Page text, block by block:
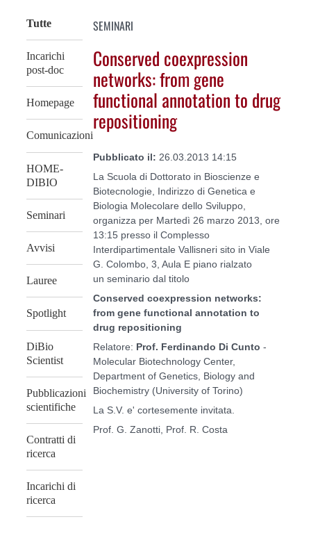
Tutte
Incarichi
post-doc
Homepage
Comunicazioni
HOME-
DIBIO
Seminari
Avvisi
Lauree
Spotlight
DiBio
Scientist
Pubblicazioni
scientifiche
Contratti di
ricerca
Incarichi di
ricerca
SEMINARI
Conserved coexpression
networks: from gene
functional annotation to drug
repositioning
Pubblicato il: 26.03.2013 14:15
La Scuola di Dottorato in Bioscienze e
Biotecnologie, Indirizzo di Genetica e
Biologia Molecolare dello Sviluppo,
organizza per Martedì 26 marzo 2013, ore
13:15 presso il Complesso
Interdipartimentale Vallisneri sito in Viale
G. Colombo, 3, Aula E piano rialzato
un seminario dal titolo
Conserved coexpression networks:
from gene functional annotation to
drug repositioning
Relatore: Prof. Ferdinando Di Cunto -
Molecular Biotechnology Center,
Department of Genetics, Biology and
Biochemistry (University of Torino)
La S.V. e' cortesemente invitata.
Prof. G. Zanotti, Prof. R. Costa